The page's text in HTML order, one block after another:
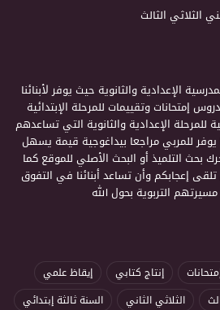
الثلاثي الثالث
الإعدادية والثانوية حيث يوفر لأبنائنا
إمتحانات وتقييمات للمرحلة الإبتدائية
الإعدادية والثانوية التي تساعدهم
للمربي مراجعا بيداغوجية قيمة يسهل
بحث التلميذ أو البحث الأصلي للموقع كما
إعجابكم وأن تساعد أبنائنا في التفوق
التربوية بحول الله
إنتاج كتابي
إيقاظ علمي
الثلاثي الثاني
السنة ثالثة إبتدائي